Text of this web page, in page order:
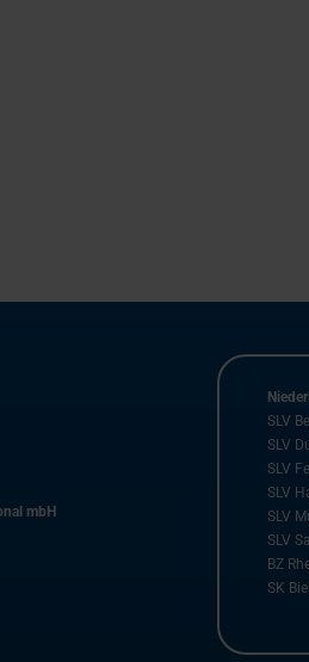
mbH
SLV
SLV
SLV
SLV
SLV
SLV
BZ
SK